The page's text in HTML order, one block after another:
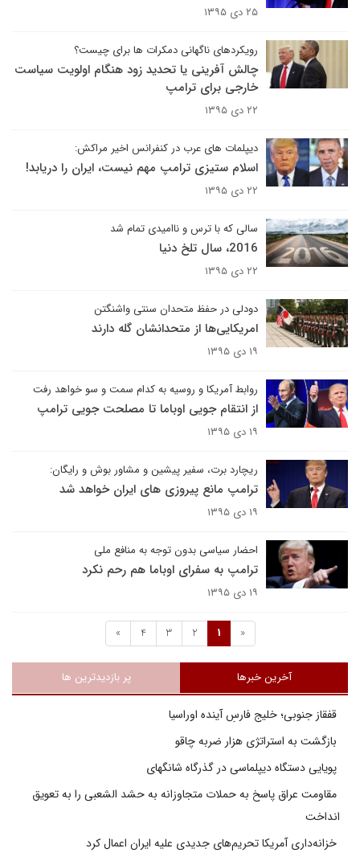
۲۵ دی ۱۳۹۵
رویکردهای ناگهانی دمکرات ها برای چیست؟
چالش آفرینی یا تحدید زود هنگام اولویت سیاست
خارجی برای ترامپ
۲۲ دی ۱۳۹۵
دیپلمات های عرب در کنفرانس اخیر مراکش:
اسلام ستیزی ترامپ مهم نیست، ایران را دریابد!
۲۲ دی ۱۳۹۵
سالی که با ترس و ناامیدی تمام شد
2016، سال تلخ دنیا
۲۲ دی ۱۳۹۵
دودلی در حفظ متحدان سنتی واشنگتن
امریکایی‌ها از متحدانشان گله دارند
۱۹ دی ۱۳۹۵
روابط آمریکا و روسیه به کدام سمت و سو خواهد رفت
از انتقام جویی اوباما تا مصلحت جویی ترامپ
۱۹ دی ۱۳۹۵
ریچارد برت، سفیر پیشین و مشاور بوش و رایگان:
ترامپ مانع پیروزی های ایران خواهد شد
۱۹ دی ۱۳۹۵
احضار سیاسی بدون توجه به منافع ملی
ترامپ به سفرای اوباما هم رحم نکرد
۱۹ دی ۱۳۹۵
«
1
2
3
4
»
آخرین خبرها پر بازدیدترین ها
قفقاز جنوبی؛ خلیج فارسِ آینده اوراسیا
بازگشت به استراتژی هزار ضربه چاقو
پویایی دستگاه دیپلماسی در گذرگاه شانگهای
مقاومت عراق پاسخ به حملات متجاوزانه به حشد الشعبی را به تعویق
انداخت
خزانه‌داری آمریکا تحریم‌های جدیدی علیه ایران اعمال کرد